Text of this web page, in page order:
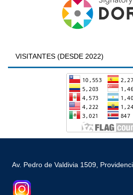
VISITANTES (DESDE 2022)
Av. Pedro de Valdivia 1509,